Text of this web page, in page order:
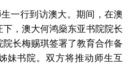
一行到访澳大。期间，在澳
，澳大何鸿燊东亚书院院长
长梅赐琪签署了教育合作备
妹书院。双方将推动师生互